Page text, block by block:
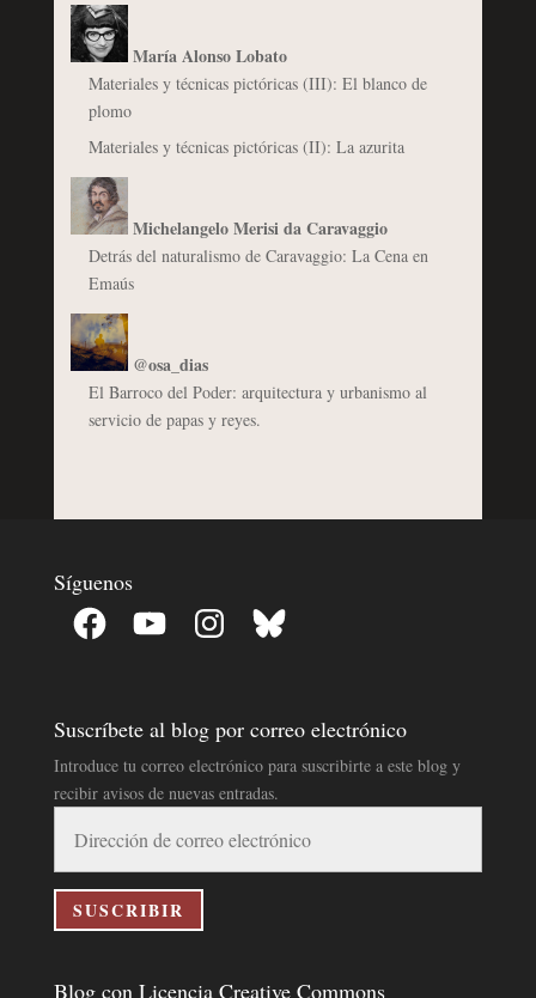
María Alonso Lobato
Materiales y técnicas pictóricas (III): El blanco de
plomo
Materiales y técnicas pictóricas (II): La azurita
Michelangelo Merisi da Caravaggio
Detrás del naturalismo de Caravaggio: La Cena en
Emaús
@osa_dias
El Barroco del Poder: arquitectura y urbanismo al
servicio de papas y reyes.
Síguenos
Facebook YouTube InstagramBluesky
Suscríbete al blog por correo electrónico
Introduce tu correo electrónico para suscribirte a este blog y
recibir avisos de nuevas entradas.
correo
electrónico
SUSCRIBIR
Blog con Licencia Creative Commons